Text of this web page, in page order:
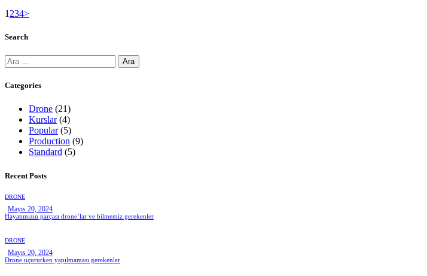
1 234>
Search
Categories
Drone (21)
Kurslar(4)
Popular(5)
Production (9)
Standard (5)
Recent Posts
DRONE
Mayıs 20, 2024
Hayatımızın parçası drone’lar ve bilmemiz gerekenler
DRONE
Mayıs 20, 2024
Drone uçururken yapılmaması gerekenler